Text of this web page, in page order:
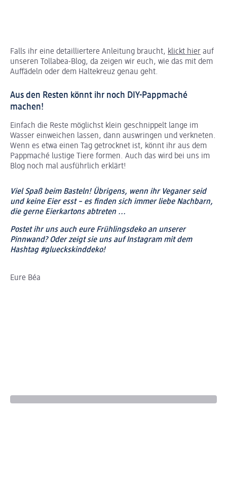
Falls ihr eine detailliertere Anleitung braucht, klickt hier auf
unseren Tollabea-Blog, da zeigen wir euch, wie das mit dem
Auffädeln oder dem Haltekreuz genau geht.
Aus den Resten könnt ihr noch DIY-Pappmaché
machen!
Einfach die Reste möglichst klein geschnippelt lange im
Wasser einweichen lassen, dann auswringen und verkneten.
Wenn es etwa einen Tag getrocknet ist, könnt ihr aus dem
Pappmaché lustige Tiere formen. Auch das wird bei uns im
Blog noch mal ausführlich erklärt!
Viel Spaß beim Basteln! Übrigens, wenn ihr Veganer seid
und keine Eier esst – es finden sich immer liebe Nachbarn,
die gerne Eierkartons abtreten ...
Postet ihr uns auch eure Frühlingsdeko an unserer
Pinnwand? Oder zeigt sie uns auf Instagram mit dem
Hashtag #glueckskinddeko!
Eure Béa